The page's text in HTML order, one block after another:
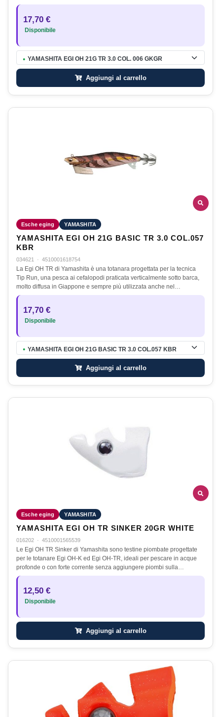
17,70 €
Disponibile
● YAMASHITA EGI OH 21G TR 3.0 COL. 006 GKGR
Aggiungi al carrello
Esche eging YAMASHITA
YAMASHITA EGI OH 21G BASIC TR 3.0 COL.057
KBR
034621 · 4510001618754
La Egi OH TR di Yamashita è una totanara progettata per la tecnica
Tip Run, una pesca ai cefalopodi praticata verticalmente sotto barca,
molto diffusa in Giappone e sempre più utilizzata anche nel…
17,70 €
Disponibile
● YAMASHITA EGI OH 21G BASIC TR 3.0 COL.057 KBR
Aggiungi al carrello
Esche eging YAMASHITA
YAMASHITA EGI OH TR SINKER 20GR WHITE
016202 · 4510001565539
Le Egi OH TR Sinker di Yamashita sono testine piombate progettate
per le totanare Egi OH-K ed Egi OH-TR, ideali per pescare in acque
profonde o con forte corrente senza aggiungere piombi sulla…
12,50 €
Disponibile
Aggiungi al carrello